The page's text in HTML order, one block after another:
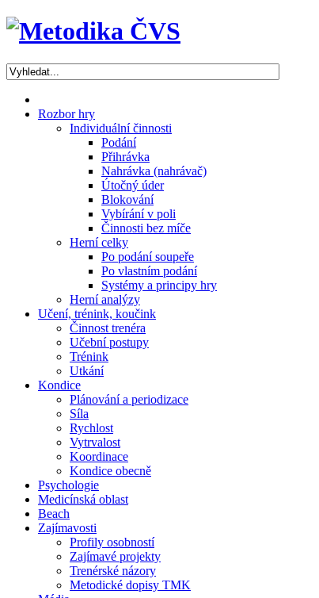
Rozbor hry
Individuální činnosti
Podání
Přihrávka
Nahrávka (nahrávač)
Útočný úder
Blokování
Vybírání v poli
Činnosti bez míče
Herní celky
Po podání soupeře
Po vlastním podání
Systémy a principy hry
Herní analýzy
Učení, trénink, koučink
Činnost trenéra
Učební postupy
Trénink
Utkání
Kondice
Plánování a periodizace
Síla
Rychlost
Vytrvalost
Koordinace
Kondice obecně
Psychologie
Medicínská oblast
Beach
Zajímavosti
Profily osobností
Zajímavé projekty
Trenérské názory
Metodické dopisy TMK